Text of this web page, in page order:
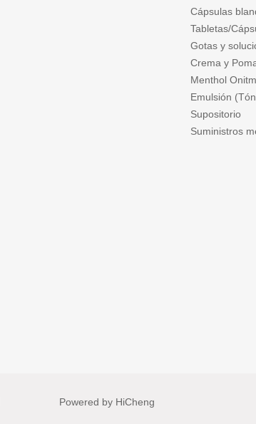
Cápsulas
Tabletas/
Gotas y
Crema y
Menthol
Emulsión
Supositorio
Suministros
Powered by HiCheng